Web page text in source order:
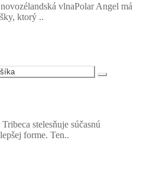
vlnaPolar Angel má
ktorý ..
stelesňuje súčasnú
forme. Ten..